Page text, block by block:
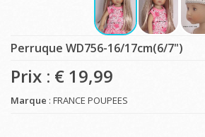
Perruque WD756-16/17cm(6/7")
Prix : € 19,99
Marque : FRANCE POUPEES